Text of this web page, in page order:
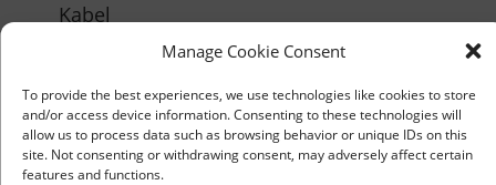
Manage Cookie Consent
To provide the best experiences, we use technologies like cookies to store
and/or access device information. Consenting to these technologies will
allow us to process data such as browsing behavior or unique IDs on this
site. Not consenting or withdrawing consent, may adversely affect certain
features and functions.
Kabel
5m, öldichte Leitung H07RN-F 3G1,5
Stecker/Steckdose
230V Unischuko, andere